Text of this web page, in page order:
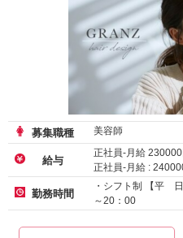
募集職種 美容師
給与
正社員-月給 230000
正社員-月給 :
業務委託
勤務時間
・シフト制 【平
～20：00